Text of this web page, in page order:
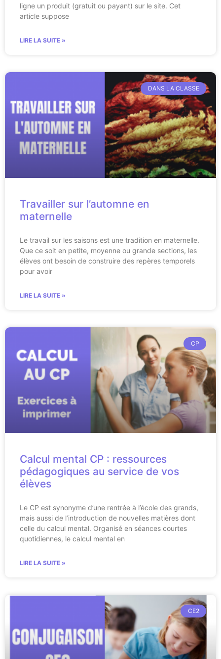
ligne un produit (gratuit ou payant) sur le site. Cet
article suppose
LIRE LA SUITE »
DANS LA CLASSE
Travailler sur l’automne en
maternelle
Le travail sur les saisons est une tradition en maternelle.
Que ce soit en petite, moyenne ou grande sections, les
élèves ont besoin de construire des repères temporels
pour avoir
LIRE LA SUITE »
CP
Calcul mental CP : ressources
pédagogiques au service de vos
élèves
Le CP est synonyme d’une rentrée à l’école des grands,
mais aussi de l’introduction de nouvelles matières dont
celle du calcul mental. Organisé en séances courtes
quotidiennes, le calcul mental en
LIRE LA SUITE »
CE2